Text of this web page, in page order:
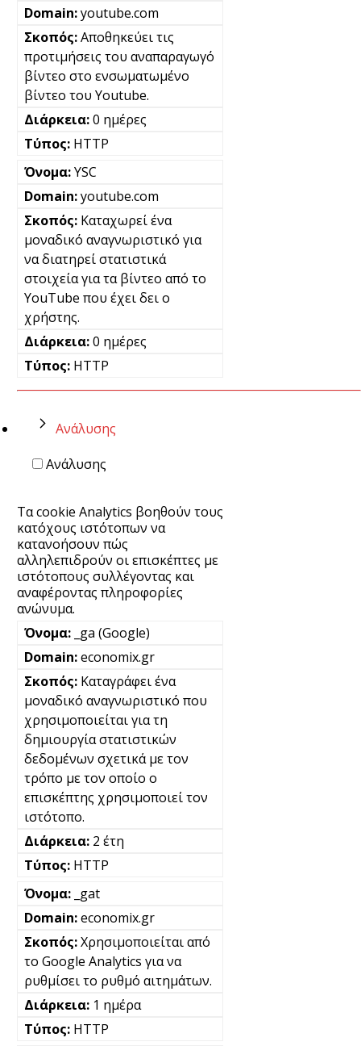
youtube.com
Αποθηκεύει τις
προτιμήσεις του αναπαραγωγό
βίντεο στο ενσωματωμένο
βίντεο του Youtube.
0 ημέρες
HTTP
YSC
youtube.com
Καταχωρεί ένα
μοναδικό αναγνωριστικό για
να διατηρεί στατιστικά
στοιχεία για τα βίντεο από το
YouTube που έχει δει ο
χρήστης.
0 ημέρες
HTTP
Ανάλυσης
Ανάλυσης
Τα cookie Analytics βοηθούν τους
κατόχους ιστότοπων να
κατανοήσουν πώς
αλληλεπιδρούν οι επισκέπτες με
ιστότοπους συλλέγοντας και
αναφέροντας πληροφορίες
ανώνυμα.
_ga (Google)
economix.gr
Καταγράφει ένα
μοναδικό αναγνωριστικό που
χρησιμοποιείται για τη
δημιουργία στατιστικών
δεδομένων σχετικά με τον
τρόπο με τον οποίο ο
επισκέπτης χρησιμοποιεί τον
ιστότοπο.
2 έτη
HTTP
_gat
economix.gr
Χρησιμοποιείται από
το Google Analytics για να
ρυθμίσει το ρυθμό αιτημάτων.
1 ημέρα
HTTP